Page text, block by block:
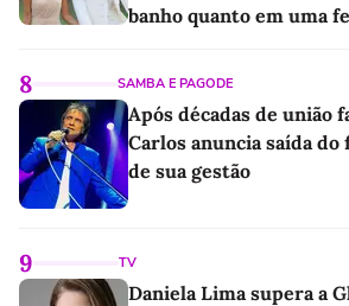
banho quanto em uma
8 SAMBA E PAGODE
Após décadas de união
Carlos anuncia saída
de sua gestão
9 TV
Daniela Lima supera a